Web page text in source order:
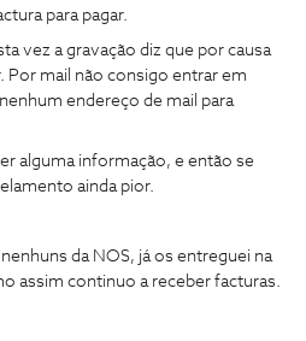
para pagar.
vez a gravação diz que por causa
Por mail não consigo entrar em
endereço de mail para
alguma informação, e então se
ainda pior.
da NOS, já os entreguei na
assim continuo a receber facturas.